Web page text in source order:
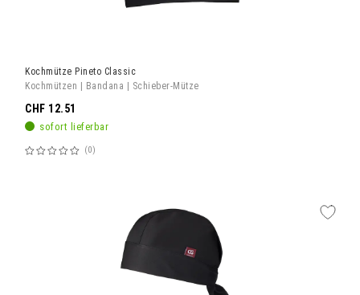
Kochmütze Pineto Classic
Kochmützen | Bandana | Schieber-Mütze
sofort lieferbar
Bewertung:
0
CHF 12.51